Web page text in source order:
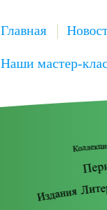
Главная
Наши мастер-